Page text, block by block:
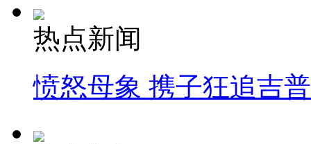
热点新闻
愤怒母象 携子狂追吉